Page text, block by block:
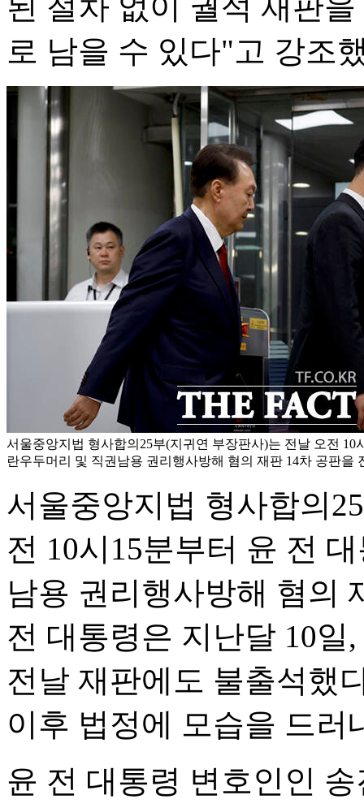
로 남을 수 있다"고 강조
서울중앙지법 형사합의25부(지귀연 부장판사)는 전날 오전 10
란우두머리 및 직권남용 권리행사방해 혐의 재판 14차 공판을
서울중앙지법 형사합의
전 10시15분부터 윤 전
남용 권리행사방해 혐의
전 대통령은 지난달 10일
전날 재판에도 불출석했
이후 법정에 모습을 드러
윤 전 대통령 변호인인